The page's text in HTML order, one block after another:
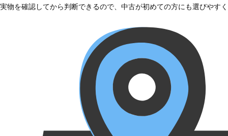
実物を確認してから判断できるので、中古が初めての方にも選びやす